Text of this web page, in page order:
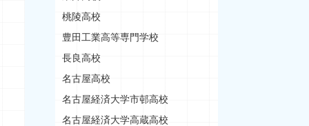
桃陵高校
豊田工業高等専門学校
長良高校
名古屋高校
名古屋経済大学市邨高校
名古屋経済大学高蔵高校